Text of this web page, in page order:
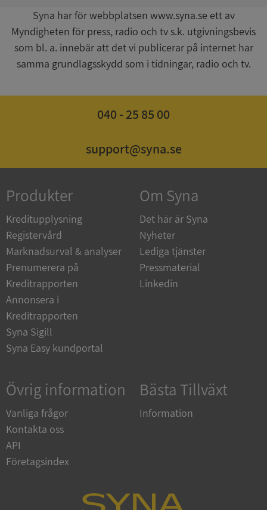
Syna har för webbplatsen www.syna.se ett av
Myndigheten för press, radio och tv s.k. utgivningsbevis
som bl. a. innebär att det vi publicerar på internet har
samma grundlagsskydd som i tidningar, radio och tv.
040 - 25 85 00
support@syna.se
Produkter
Kreditupplysning
Registervård
Marknadsurval & analyser
Prenumerera på
Kreditrapporten
Annonsera i
Kreditrapporten
Syna Sigill
Syna Easy kundportal
Om Syna
Det här är Syna
Nyheter
Lediga tjänster
Pressmaterial
Linkedin
Övrig information
Vanliga frågor
Kontakta oss
API
Företagsindex
Bästa Tillväxt
Information
Corporation
upplysningar.syna.se
CookieScriptConsent
.syna.se
månad
www.google.com
ASP.NET_SessionId
__RequestVerificationToken
Microsoft
en.syna.se